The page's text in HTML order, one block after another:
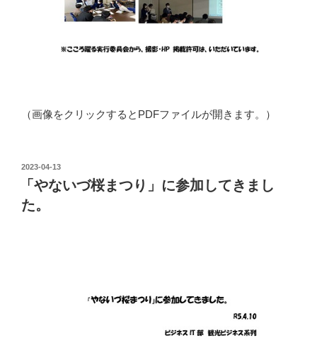
（画像をクリックするとPDFファイルが開きます。）
投
2023-04-13
「やないづ桜まつり」に参加してきまし
た。